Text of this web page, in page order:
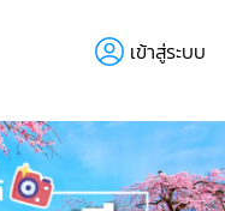
เข้าสู่ระบบ